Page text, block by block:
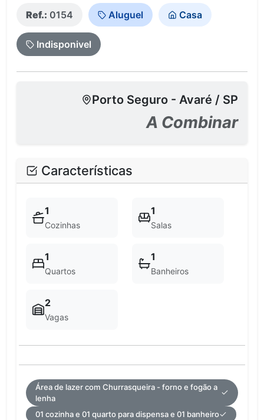
Ref.: 0154 Aluguel Casa
Indisponivel
Porto Seguro - Avaré / SP
A Combinar
Características
1
Cozinhas
1
Salas
1
Quartos
1
Banheiros
2
Vagas
Área de lazer com Churrasqueira - forno e fogão a
lenha
01 cozinha e 01 quarto para dispensa e 01 banheiro